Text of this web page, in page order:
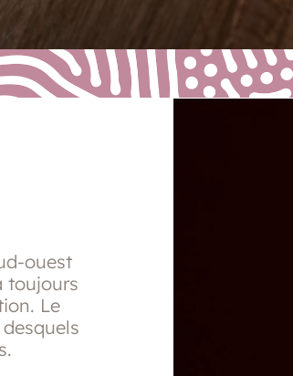
ouest
toujours
Le